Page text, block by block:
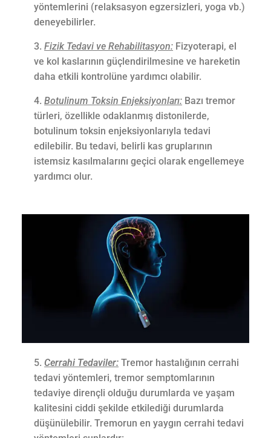
yöntemlerini (relaksasyon egzersizleri, yoga vb.)
deneyebilirler.
Fizik Tedavi ve Rehabilitasyon: Fizyoterapi, el
ve kol kaslarının güçlendirilmesine ve hareketin
daha etkili kontrolüne yardımcı olabilir.
Botulinum Toksin Enjeksiyonları: Bazı tremor
türleri, özellikle odaklanmış distonilerde,
botulinum toksin enjeksiyonlarıyla tedavi
edilebilir. Bu tedavi, belirli kas gruplarının
istemsiz kasılmalarını geçici olarak engellemeye
yardımcı olur.
Cerrahi Tedaviler: Tremor hastalığının cerrahi
tedavi yöntemleri, tremor semptomlarının
tedaviye dirençli olduğu durumlarda ve yaşam
kalitesini ciddi şekilde etkilediği durumlarda
düşünülebilir. Tremorun en yaygın cerrahi tedavi